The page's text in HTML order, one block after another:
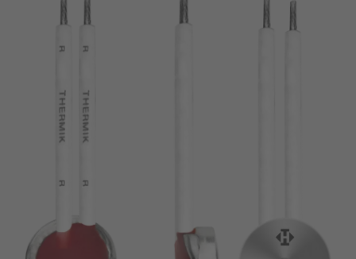
filamento
ENEC
filtros estrechos